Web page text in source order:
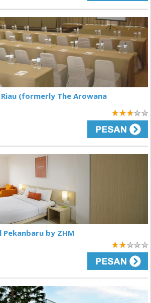
(formerly The Arowana
3
by ZHM
2